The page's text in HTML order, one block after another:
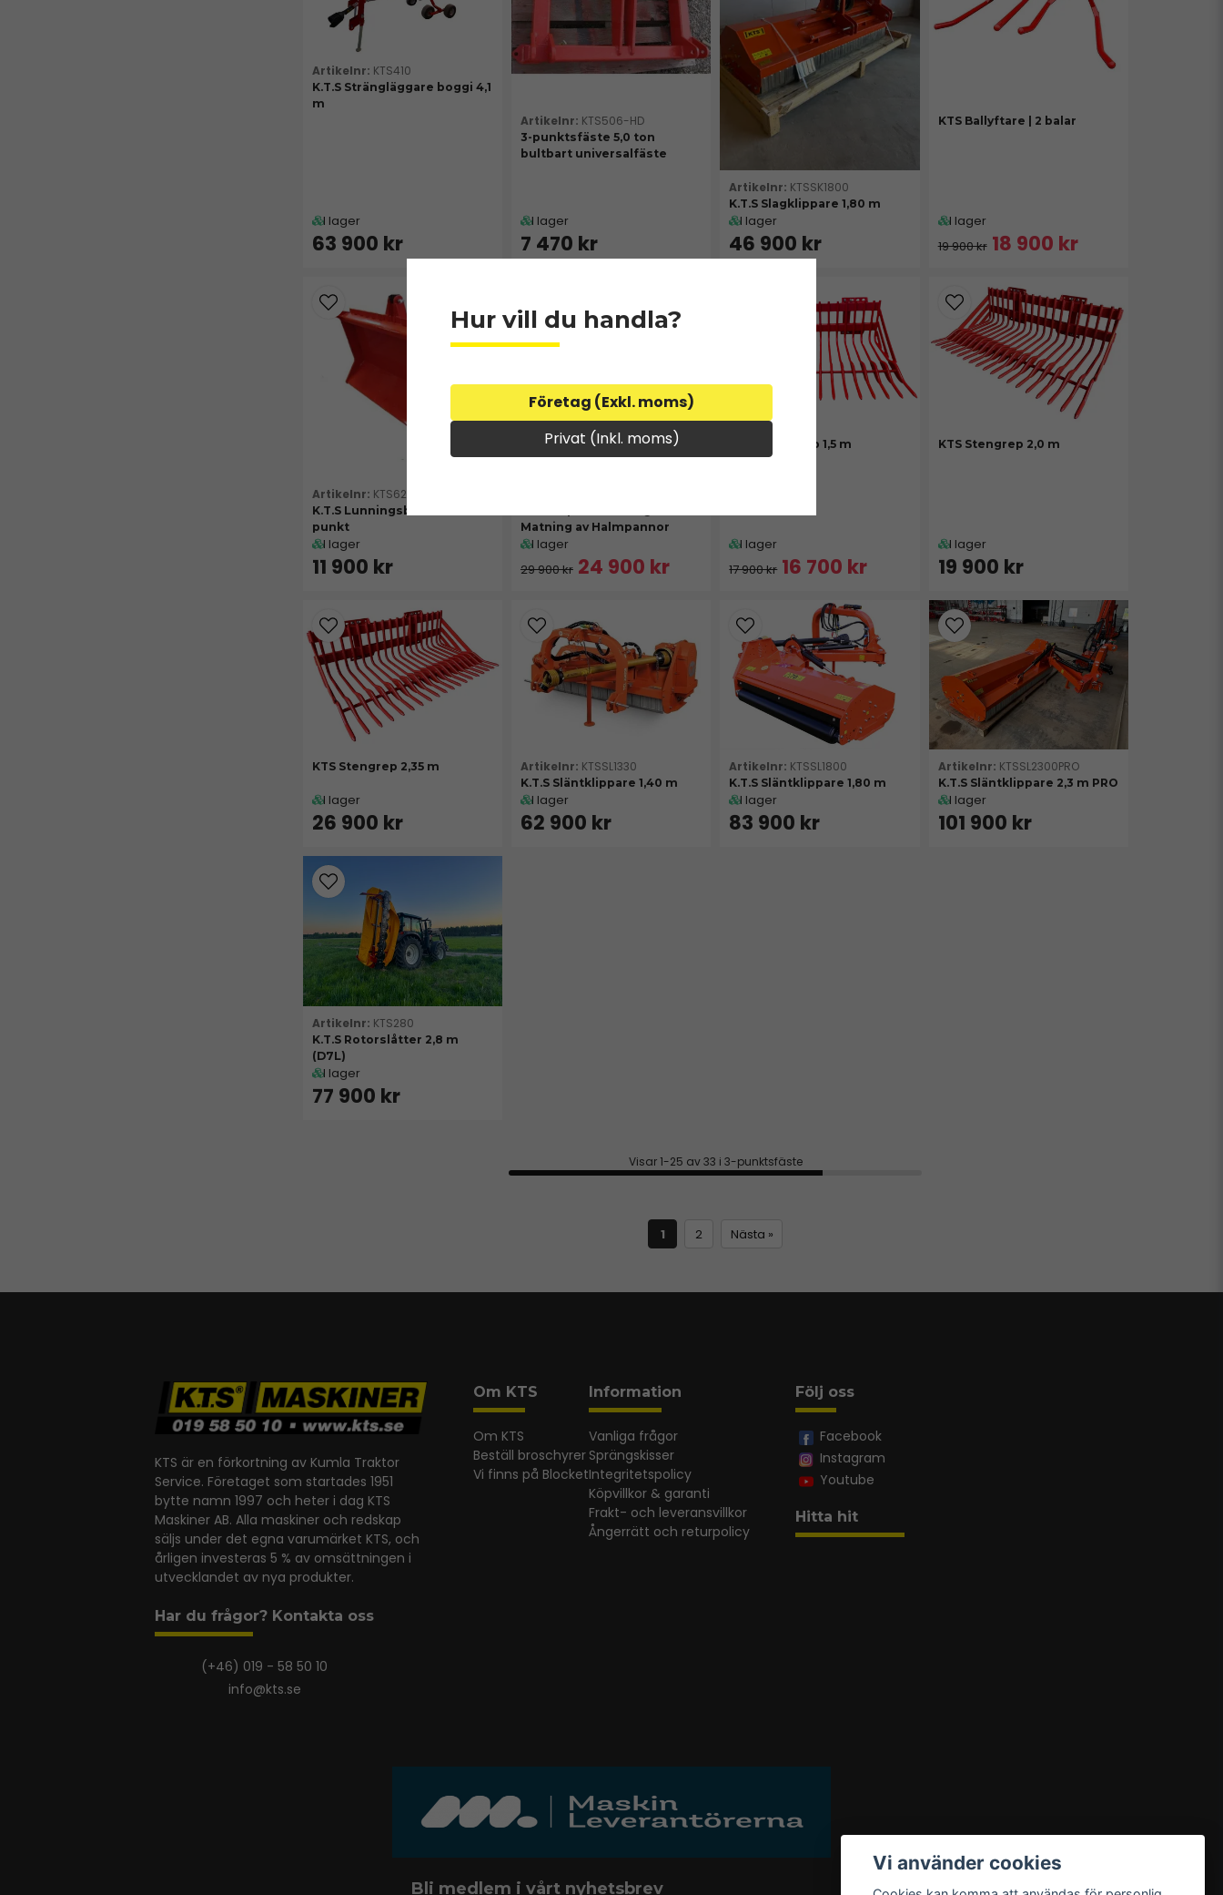
KTS410
K.T.S Strängläggare boggi 4,1
m
I lager
63 900 kr
KTS506-HD
3-punktsfäste 5,0 ton
bultbart universalfäste
I lager
7 470 kr
KTSSK1800
K.T.S Slagklippare 1,80 m
I lager
46 900 kr
KTS Ballyftare | 2 balar
I lager
19 900 kr 18 900 kr
KTS620
K.T.S Lunningsblad för 3-
punkt
I lager
11 900 kr
Matning av Halmpannor
I lager
29 900 kr 24 900 kr
K.T.S Stengrep 1,5 m
I lager
17 900 kr 16 700 kr
KTS Stengrep 2,0 m
I lager
19 900 kr
KTS Stengrep 2,35 m
I lager
26 900 kr
KTSSL1330
K.T.S Släntklippare 1,40 m
I lager
62 900 kr
KTSSL1800
K.T.S Släntklippare 1,80 m
I lager
83 900 kr
KTSSL2300PRO
K.T.S Släntklippare 2,3 m PRO
I lager
101 900 kr
KTS280
K.T.S Rotorslåtter 2,8 m
(D7L)
I lager
77 900 kr
Visar 1-25 av 33 i 3-punktsfäste
1 2 Nästa »
Hur vill du handla?
Företag (Exkl. moms)
Privat (Inkl. moms)
KTS är en förkortning av Kumla Traktor
Service. Företaget som startades 1951
bytte namn 1997 och heter i dag KTS
Maskiner AB. Alla maskiner och redskap
säljs under det egna varumärket KTS, och
årligen investeras 5 % av omsättningen i
utvecklandet av nya produkter.
Har du frågor? Kontakta oss
(+46) 019 - 58 50 10
info@kts.se
Om KTS
Om KTS
Beställ broschyrer
Vi finns på Blocket
Information
Vanliga frågor
Sprängskisser
Integritetspolicy
Köpvillkor & garanti
Frakt- och leveransvillkor
Ångerrätt och returpolicy
Följ oss
Facebook
Instagram
Youtube
Hitta hit
Bli medlem i vårt nyhetsbrev
Vi använder cookies